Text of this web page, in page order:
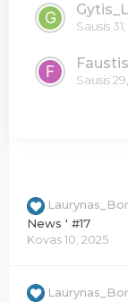
Sausis
Sausis
News ' #17
Kovas 10, 2025